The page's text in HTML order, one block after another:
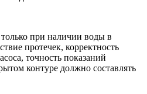
при наличии воды в
протечек, корректность
точность показаний
контуре должно составлять